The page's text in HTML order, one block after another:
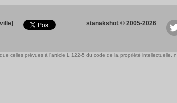
stanakshot © 2005-2026
celles prévues à l'article L 122-5 du code de la propriété